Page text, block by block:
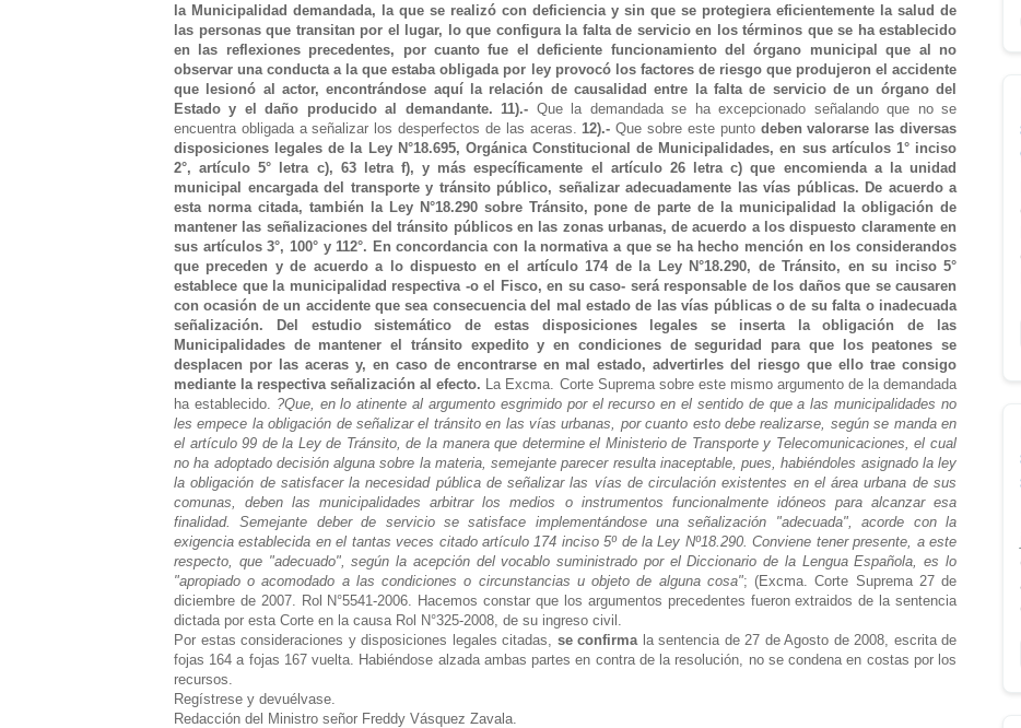
la Municipalidad demandada, la que se realizó con deficiencia y sin que se protegiera eficientemente la salud de
las personas que transitan por el lugar, lo que configura la falta de servicio en los términos que se ha establecido
en las reflexiones precedentes, por cuanto fue el deficiente funcionamiento del órgano municipal que al no
observar una conducta a la que estaba obligada por ley provocó los factores de riesgo que produjeron el accidente
que lesionó al actor, encontrándose aquí la relación de causalidad entre la falta de servicio de un órgano del
Estado y el daño producido al demandante. 11).- Que la demandada se ha excepcionado señalando que no se
encuentra obligada a señalizar los desperfectos de las aceras.
12).-Que sobre este punto deben valorarse las diversas
disposiciones legales de la Ley N°18.695, Orgánica Constitucional de Municipalidades, en sus artículos 1° inciso
2°, artículo 5° letra c), 63 letra f), y más específicamente el artículo 26 letra c) que encomienda a la unidad
municipal encargada del transporte y tránsito público, señalizar adecuadamente las vías públicas. De acuerdo a
esta norma citada, también la Ley N°18.290 sobre Tránsito, pone de parte de la municipalidad la obligación de
mantener las señalizaciones del tránsito públicos en las zonas urbanas, de acuerdo a los dispuesto claramente en
sus artículos 3°, 100° y 112°. En concordancia con la normativa a que se ha hecho mención en los considerandos
que preceden y de acuerdo a lo dispuesto en el artículo 174 de la Ley N°18.290, de Tránsito, en su inciso 5°
establece que la municipalidad respectiva -o el Fisco, en su caso- será responsable de los daños que se causaren
con ocasión de un accidente que sea consecuencia del mal estado de las vías públicas o de su falta o inadecuada
señalización.
Del estudio sistemático de estas disposiciones legales se inserta la obligación de las
Municipalidades de mantener el tránsito expedito y en condiciones de seguridad para que los peatones se
desplacen por las aceras y, en caso de encontrarse en mal estado, advertirles del riesgo que ello trae consigo
mediante la respectiva señalización al efecto. La Excma. Corte Suprema sobre este mismo argumento de la demandada
ha establecido. ?Que, en lo atinente al argumento esgrimido por el recurso en el sentido de que a las municipalidades no
les empece la obligación de señalizar el tránsito en las vías urbanas, por cuanto esto debe realizarse, según se manda en
el artículo 99 de la Ley de Tránsito, de la manera que determine el Ministerio de Transporte y Telecomunicaciones, el cual
no ha adoptado decisión alguna sobre la materia, semejante parecer resulta inaceptable, pues, habiéndoles asignado la ley
la obligación de satisfacer la necesidad pública de señalizar las vías de circulación existentes en el área urbana de sus
comunas, deben las municipalidades arbitrar los medios o instrumentos funcionalmente idóneos para alcanzar esa
finalidad. Semejante deber de servicio se satisface implementándose una señalización "adecuada", acorde con la
exigencia establecida en el tantas veces citado artículo 174 inciso 5º de la Ley Nº18.290. Conviene tener presente, a este
respecto, que "adecuado", según la acepción del vocablo suministrado por el Diccionario de la Lengua Española, es lo
"apropiado o acomodado a las condiciones o circunstancias u objeto de alguna cosa"; (Excma. Corte Suprema 27 de
diciembre de 2007. Rol N°5541-2006.
Hacemos constar que los argumentos precedentes fueron extraidos de la sentencia
dictada por esta Corte en la causa Rol N°325-2008, de su ingreso civil.
Por estas consideraciones y disposiciones legales citadas, se confirma la sentencia de 27 de Agosto de 2008, escrita de
fojas 164 a fojas 167 vuelta. Habiéndose alzada ambas partes en contra de la resolución, no se condena en costas por los
recursos.
Regístrese y devuélvase.
Redacción del Ministro señor Freddy Vásquez Zavala.